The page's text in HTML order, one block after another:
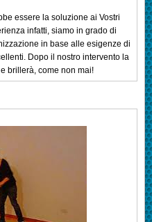
essere la soluzione ai Vostri
infatti, siamo in grado di
in base alle esigenze di
Dopo il nostro intervento la
brillerà, come non mai!